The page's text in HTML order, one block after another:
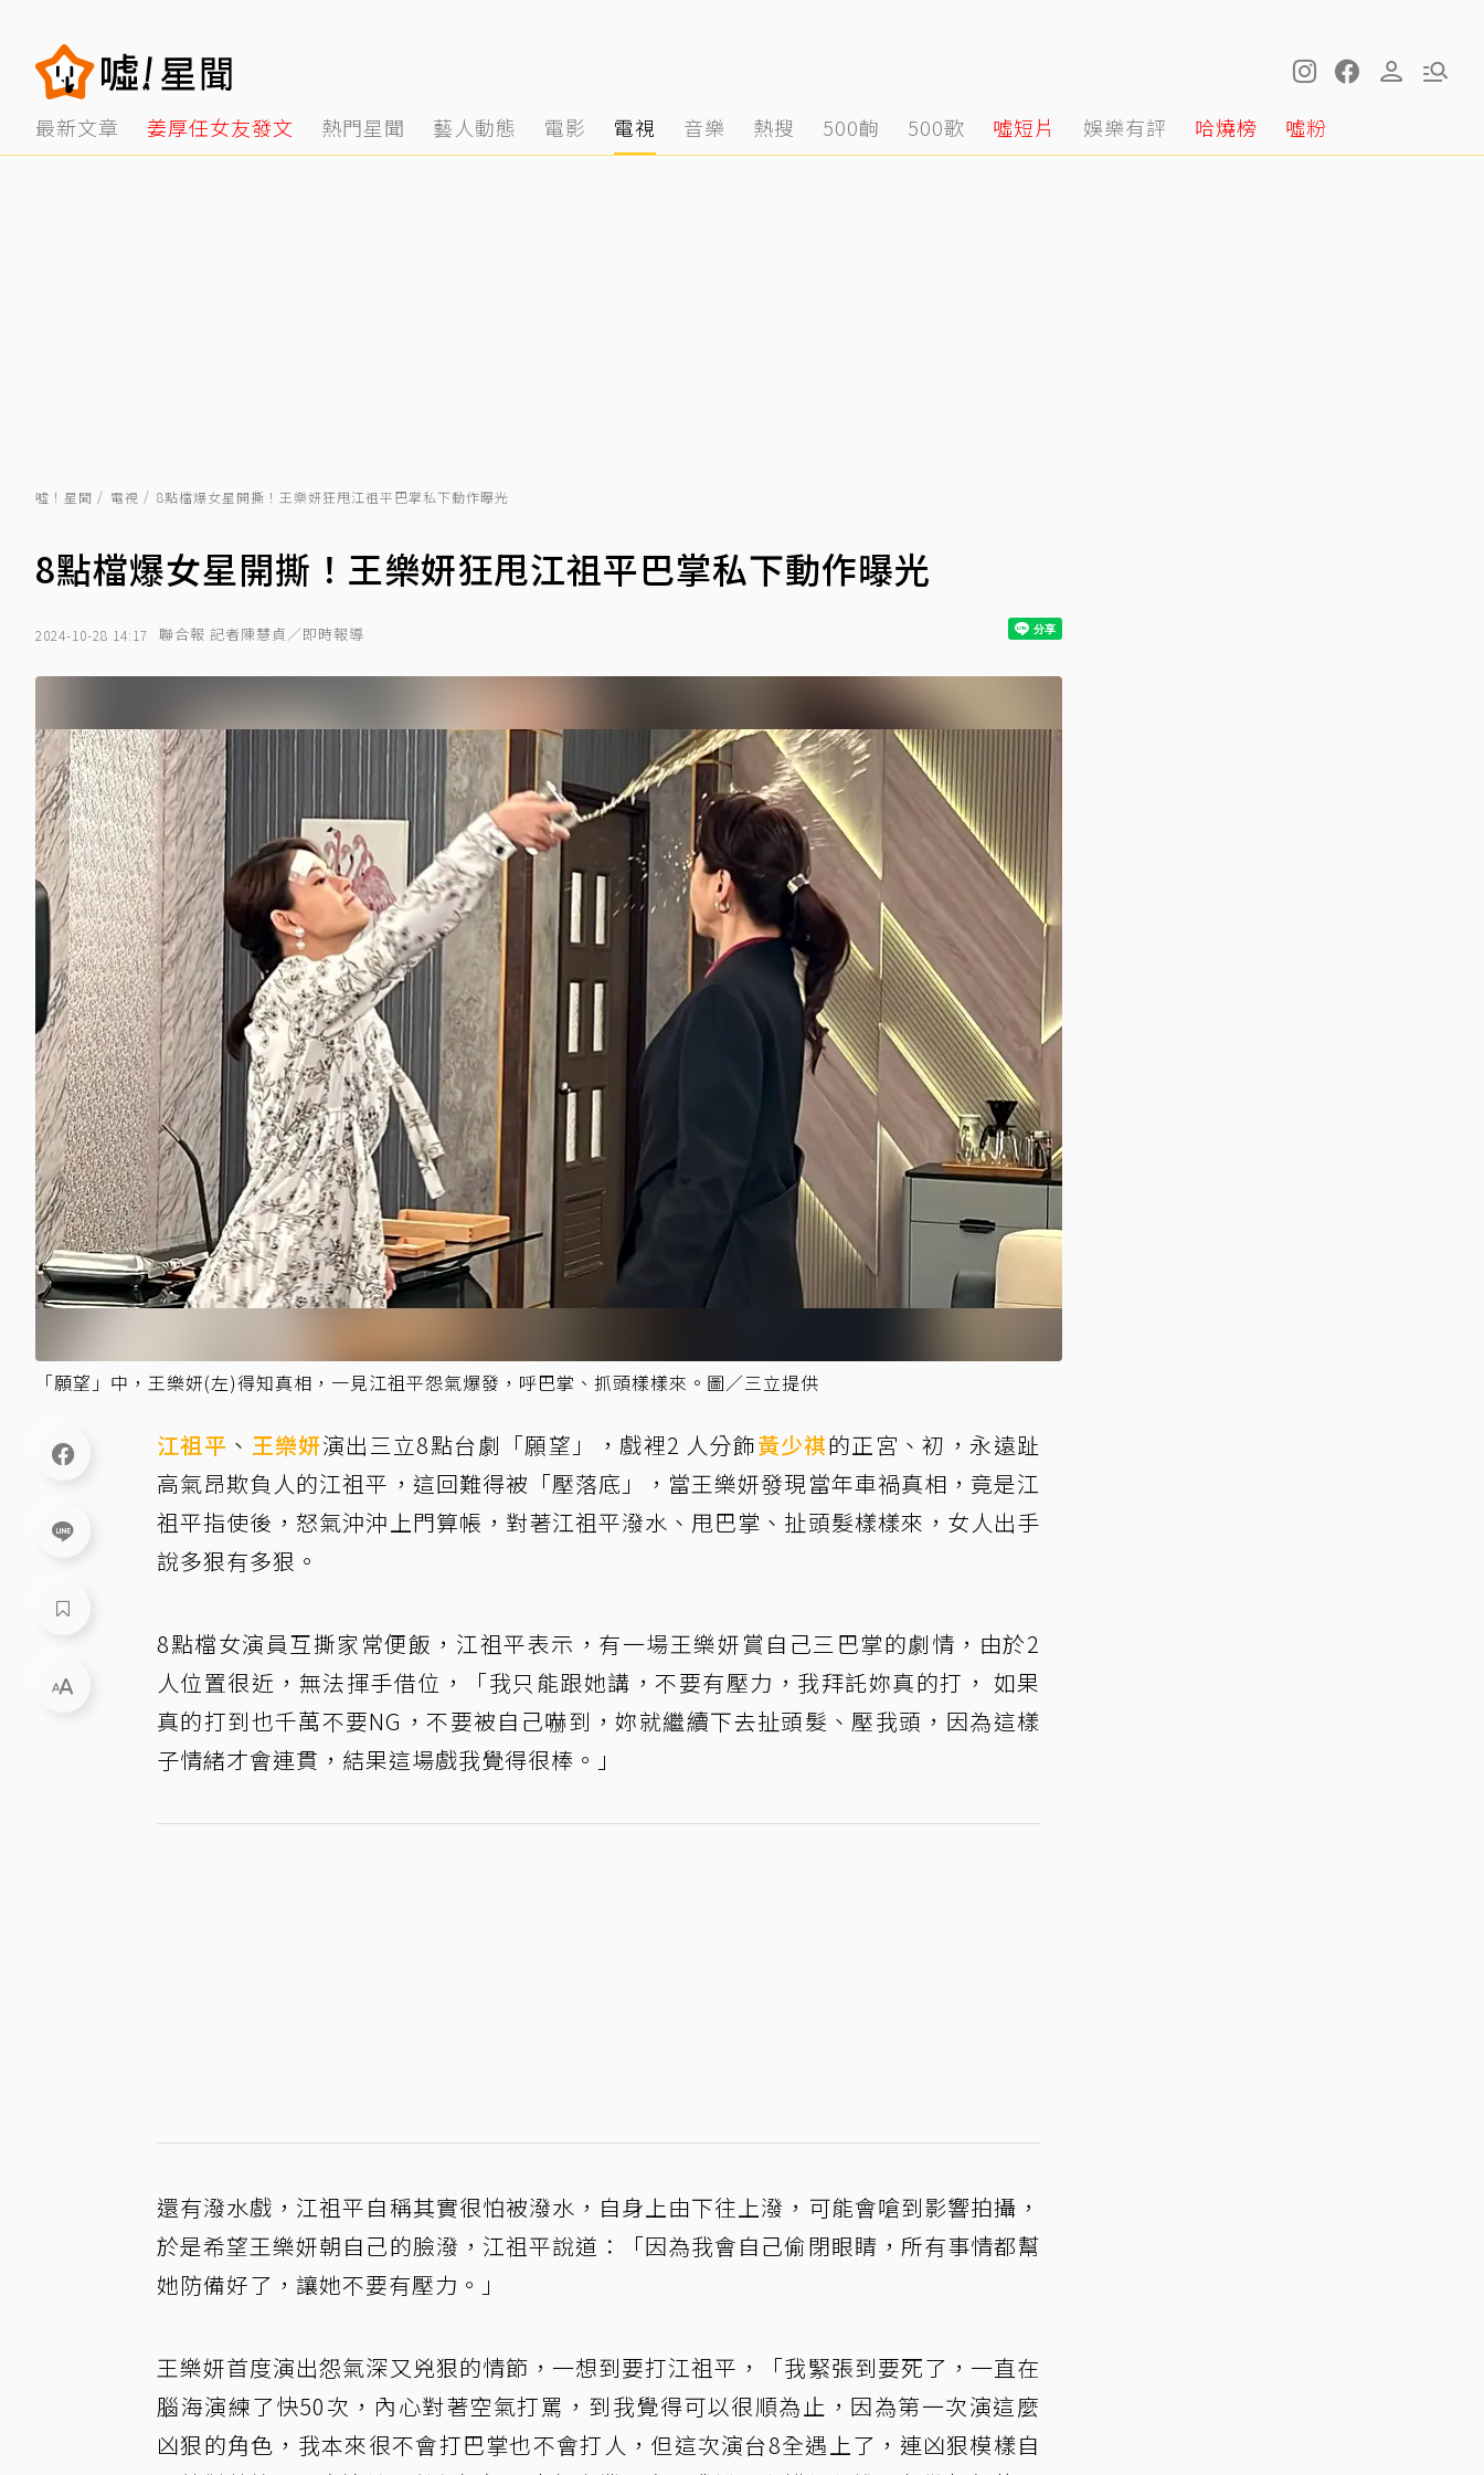
最新文章 姜厚任女友發文 熱門星聞 藝人動態 電影 電視 音樂 熱搜 500齣 500歌 噓短片 娛樂有評 哈燒榜 噓粉
噓！星聞 電視 8點檔爆女星開撕！王樂妍狂甩江祖平巴掌私下動作曝光
8點檔爆女星開撕！王樂妍狂甩江祖平巴掌私下動作曝光
2024-10-28 14:17 聯合報 記者陳慧貞／即時報導
「願望」中，王樂妍(左)得知真相，一見江祖平怨氣爆發，呼巴掌、抓頭樣樣來。圖／三立提供
江祖平 、 王樂妍演出三立8點台劇「願望」，戲裡2 人分飾黃少祺的正宮、初，永遠趾
高氣昂欺負人的江祖平，這回難得被「壓落底」，當王樂妍發現當年車禍真相，竟是江
祖平指使後，怒氣沖沖上門算帳，對著江祖平潑水、甩巴掌、扯頭髮樣樣來，女人出手
說多狠有多狠。
8點檔女演員互撕家常便飯，江祖平表示，有一場王樂妍賞自己三巴掌的劇情，由於2
人位置很近，無法揮手借位，「我只能跟她講，不要有壓力，我拜託妳真的打， 如果
真的打到也千萬不要NG，不要被自己嚇到，妳就繼續下去扯頭髮、壓我頭，因為這樣
子情緒才會連貫，結果這場戲我覺得很棒。」
還有潑水戲，江祖平自稱其實很怕被潑水，自身上由下往上潑，可能會嗆到影響拍攝，
於是希望王樂妍朝自己的臉潑，江祖平說道：「因為我會自己偷閉眼睛，所有事情都幫
她防備好了，讓她不要有壓力。」
王樂妍首度演出怨氣深又兇狠的情節，一想到要打江祖平，「我緊張到要死了，一直在
腦海演練了快50次，內心對著空氣打罵，到我覺得可以很順為止，因為第一次演這麼
凶狠的角色，我本來很不會打巴掌也不會打人，但這次演台8全遇上了，連凶狠模樣自